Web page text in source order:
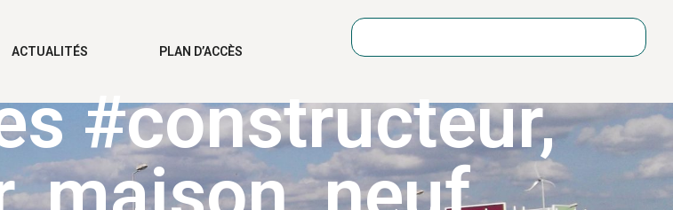
ACTUALITÉS PLAN D’ACCÈS
#constructeur,